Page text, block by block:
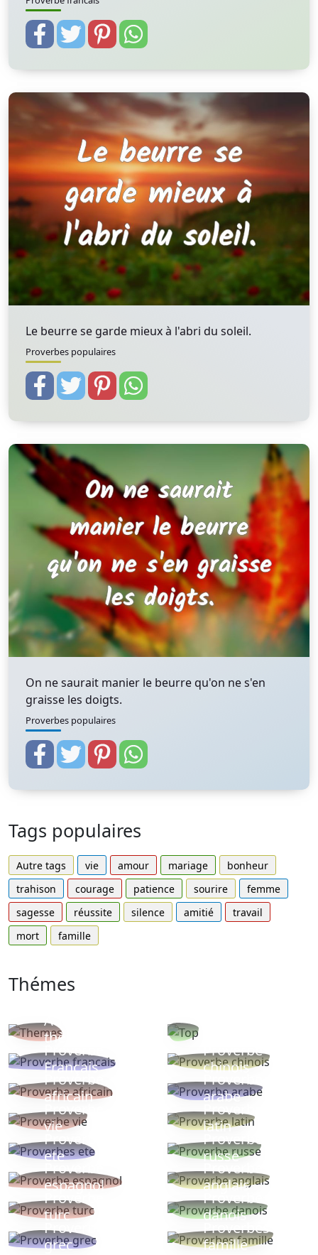
Le beurre se garde mieux à l'abri du soleil.
Proverbes populaires
On ne saurait manier le beurre qu'on ne s'en
graisse les doigts.
Proverbes populaires
Tags populaires
Autre tags vie amour mariage
bonheur
trahison
courage patience sourire
femme
sagesse
réussite silence amitié
travail
mort
famille
Thémes
Autres
thèmes
Proverbe
Français
Proverbe
chinois
Proverbe
africain
Proverbe
arabe
Proverbe
vie
Proverbe
latin
Proverbes
ete
Proverbe
russe
Proverbe
espagnol
Proverbe
anglais
Proverbe
turc
Proverbe
danois
Proverbe
grec
Proverbes
famille